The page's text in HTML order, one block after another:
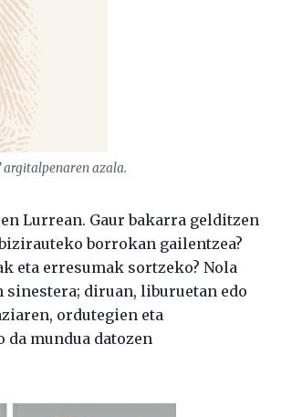
argitalpenaren azala.
Lurrean. Gaur bakarra gelditzen
borrokan gailentzea?
eta erresumak sortzeko? Nola
diruan, liburuetan edo
ordutegien eta
mundua datozen